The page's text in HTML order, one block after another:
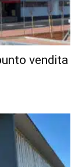
vendita